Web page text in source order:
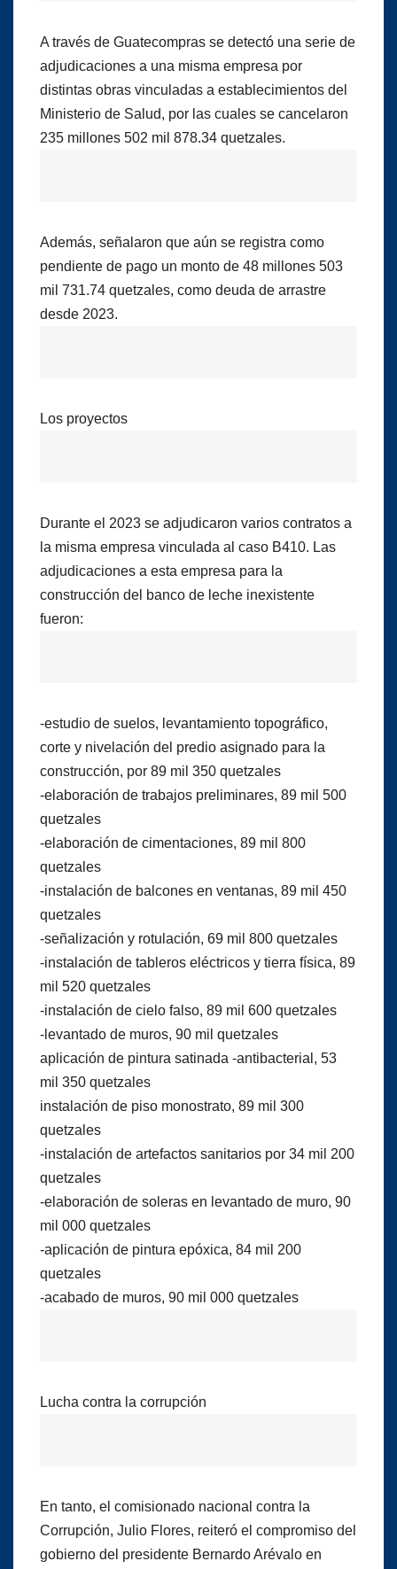
A través de Guatecompras se detectó una serie de
adjudicaciones a una misma empresa por
distintas obras vinculadas a establecimientos del
Ministerio de Salud, por las cuales se cancelaron
235 millones 502 mil 878.34 quetzales.
Además, señalaron que aún se registra como
pendiente de pago un monto de 48 millones 503
mil 731.74 quetzales, como deuda de arrastre
desde 2023.
Los proyectos
Durante el 2023 se adjudicaron varios contratos a
la misma empresa vinculada al caso B410. Las
adjudicaciones a esta empresa para la
construcción del banco de leche inexistente
fueron:
-estudio de suelos, levantamiento topográfico,
corte y nivelación del predio asignado para la
construcción, por 89 mil 350 quetzales
-elaboración de trabajos preliminares, 89 mil 500
quetzales
-elaboración de cimentaciones, 89 mil 800
quetzales
-instalación de balcones en ventanas, 89 mil 450
quetzales
-señalización y rotulación, 69 mil 800 quetzales
-instalación de tableros eléctricos y tierra física, 89
mil 520 quetzales
-instalación de cielo falso, 89 mil 600 quetzales
-levantado de muros, 90 mil quetzales
aplicación de pintura satinada -antibacterial, 53
mil 350 quetzales
instalación de piso monostrato, 89 mil 300
quetzales
-instalación de artefactos sanitarios por 34 mil 200
quetzales
-elaboración de soleras en levantado de muro, 90
mil 000 quetzales
-aplicación de pintura epóxica, 84 mil 200
quetzales
-acabado de muros, 90 mil 000 quetzales
Lucha contra la corrupción
En tanto, el comisionado nacional contra la
Corrupción, Julio Flores, reiteró el compromiso del
gobierno del presidente Bernardo Arévalo en